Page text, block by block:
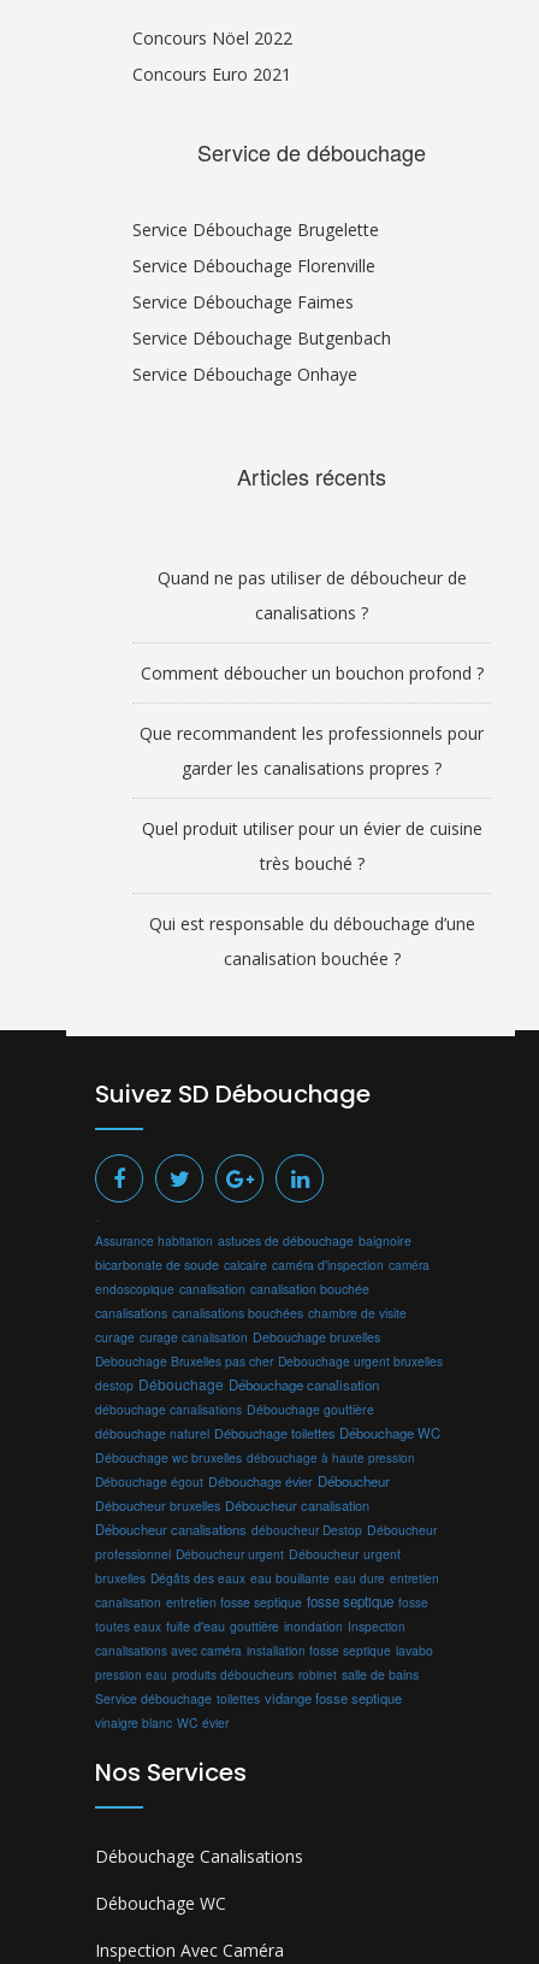
Concours Nöel 2022
Concours Euro 2021
Service de débouchage
Service Débouchage Brugelette
Service Débouchage Florenville
Service Débouchage Faimes
Service Débouchage Butgenbach
Service Débouchage Onhaye
Articles récents
Quand ne pas utiliser de déboucheur de
canalisations ?
Comment déboucher un bouchon profond ?
Que recommandent les professionnels pour
garder les canalisations propres ?
Quel produit utiliser pour un évier de cuisine
très bouché ?
Qui est responsable du débouchage d’une
canalisation bouchée ?
Suivez SD Débouchage
Assurance habitation astuces de débouchage baignoire
bicarbonate de soude calcaire caméra d'inspection caméra
endoscopique canalisation canalisation bouchée
canalisations canalisations bouchées chambre de visite
curage curage canalisation Debouchage bruxelles
Debouchage Bruxelles pas cher Debouchage urgent bruxelles
destop Débouchage Débouchage canalisation
débouchage canalisations Débouchage gouttière
débouchage naturel Débouchage toilettes Débouchage WC
Débouchage wc bruxelles débouchage à haute pression
Débouchage égout Débouchage évier Déboucheur
Déboucheur bruxelles Déboucheur canalisation
Déboucheur canalisations déboucheur Destop Déboucheur
professionnel Déboucheur urgent Déboucheur urgent
bruxelles Dégâts des eaux eau bouillante eau dure entretien
canalisation entretien fosse septique fosse septique fosse
toutes eaux fuite d'eau gouttière inondation Inspection
canalisations avec caméra installation fosse septique lavabo
pression eau produits déboucheurs robinet salle de bains
Service débouchage toilettes vidange fosse septique
vinaigre blanc WC évier
Nos Services
Débouchage Canalisations
Débouchage WC
Inspection Avec Caméra